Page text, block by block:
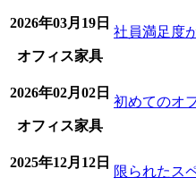
2026年03月19日
オフィス家具
社員満足度
2026年02月02日
オフィス家具
初めてのオ
2025年12月12日
限られたス